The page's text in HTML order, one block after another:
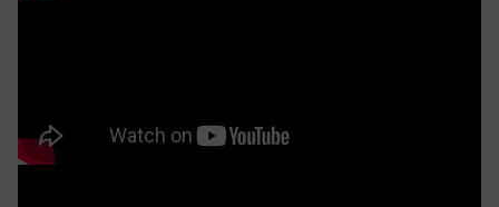
kệ được tận dụng tối đa công năng. Với kích thước
2000 x 400 x 600mm, kệ tivi gỗ óc chó phù hợp với